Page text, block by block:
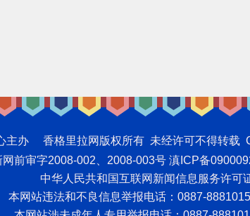
主办 香格里拉网版权所有 未经许可不得转载
网前审字2008-002、2008-003号 滇ICP备
中华人民共和国互联网新闻信息服务许可
本网站违法和不良信息举报电话：0887-